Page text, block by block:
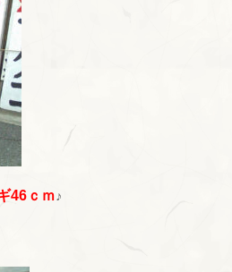
46ｃｍ♪